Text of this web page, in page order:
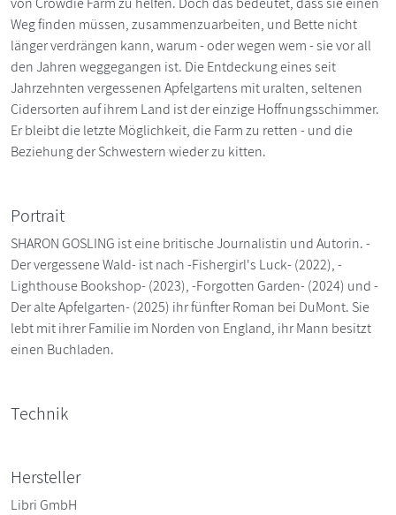
Weg finden müssen, zusammenzuarbeiten, und Bette nicht
länger verdrängen kann, warum - oder wegen wem - sie vor all
den Jahren weggegangen ist. Die Entdeckung eines seit
Jahrzehnten vergessenen Apfelgartens mit uralten, seltenen
Cidersorten auf ihrem Land ist der einzige Hoffnungsschimmer.
Er bleibt die letzte Möglichkeit, die Farm zu retten - und die
Beziehung der Schwestern wieder zu kitten.
Portrait
SHARON GOSLING ist eine britische Journalistin und Autorin. -
Der vergessene Wald- ist nach -Fishergirl's Luck- (2022), -
Lighthouse Bookshop- (2023), -Forgotten Garden- (2024) und -
Der alte Apfelgarten- (2025) ihr fünfter Roman bei DuMont. Sie
lebt mit ihrer Familie im Norden von England, ihr Mann besitzt
einen Buchladen.
Technik
Hersteller
Libri GmbH